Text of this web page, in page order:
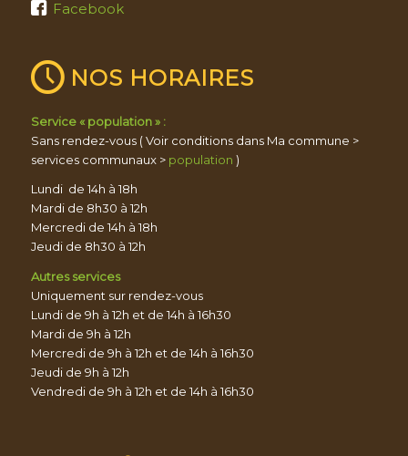
Facebook
NOS HORAIRES
Service « population » :
Sans rendez-vous ( Voir conditions dans Ma commune >
services communaux > population )
Lundi de 14h à 18h
Mardi de 8h30 à 12h
Mercredi de 14h à 18h
Jeudi de 8h30 à 12h
Autres services
Uniquement sur rendez-vous
Lundi de 9h à 12h et de 14h à 16h30
Mardi de 9h à 12h
Mercredi de 9h à 12h et de 14h à 16h30
Jeudi de 9h à 12h
Vendredi de 9h à 12h et de 14h à 16h30